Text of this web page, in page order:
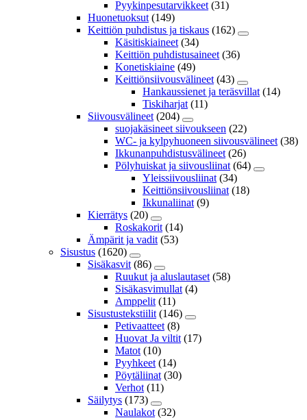
Pyykinpesutarvikkeet (31)
Huonetuoksut (149)
Keittiön puhdistus ja tiskaus (162)
Käsitiskiaineet (34)
Keittiön puhdistusaineet (36)
Konetiskiaine (49)
Keittiönsiivousvälineet (43)
Hankaussienet ja teräsvillat (14)
Tiskiharjat (11)
Siivousvälineet (204)
suojakäsineet siivoukseen (22)
WC- ja kylpyhuoneen siivousvälineet (38)
Ikkunanpuhdistusvälineet (26)
Pölyhuiskat ja siivousliinat (64)
Yleissiivousliinat (34)
Keittiönsiivousliinat (18)
Ikkunaliinat (9)
Kierrätys (20)
Roskakorit (14)
Ämpärit ja vadit (53)
Sisustus (1620)
Sisäkasvit (86)
Ruukut ja aluslautaset (58)
Sisäkasvimullat (4)
Amppelit (11)
Sisustustekstiilit (146)
Petivaatteet (8)
Huovat Ja viltit (17)
Matot (10)
Pyyhkeet (14)
Pöytäliinat (30)
Verhot (11)
Säilytys (173)
Naulakot (32)